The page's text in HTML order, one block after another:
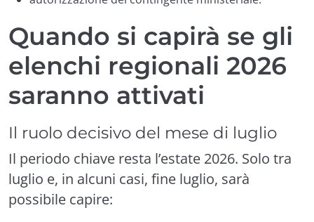
Quando si capirà se gli
elenchi regionali 2026
saranno attivati
Il ruolo decisivo del mese di luglio
Il periodo chiave resta l’estate 2026. Solo tra
luglio e, in alcuni casi, fine luglio, sarà
possibile capire: